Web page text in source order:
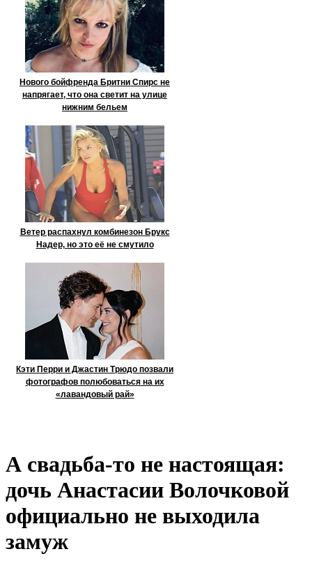
Нового бойфренда Бритни Спирс не
напрягает, что она светит на улице
нижним бельем
Ветер распахнул комбинезон Брукс
Надер, но это её не смутило
Кэти Перри и Джастин Трюдо позвали
фотографов полюбоваться на их
«лавандовый рай»
А свадьба-то не настоящая:
дочь Анастасии Волочковой
официально не выходила
замуж